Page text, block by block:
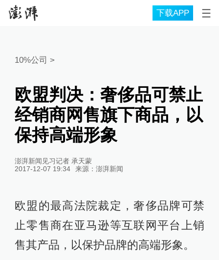
下载APP
10%公司 >
欧盟判决：奢侈品可禁止
经销商网售旗下商品，以
保持高端形象
澎湃新闻见习记者 承天蒙
2017-12-07 19:34
来源： 澎湃新闻
欧盟的最高法院裁定，奢侈品牌可禁
止零售商在亚马逊等互联网平台上销
售其产品，以保护品牌的高端形象。